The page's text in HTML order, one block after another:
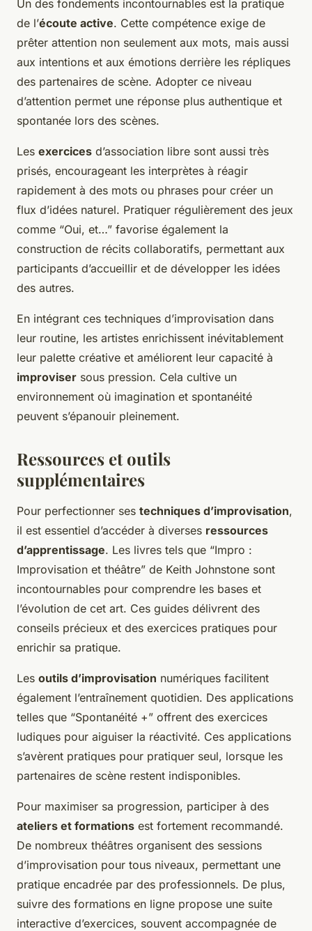
Un des fondements incontournables est la pratique
de l’écoute active. Cette compétence exige de
prêter attention non seulement aux mots, mais aussi
aux intentions et aux émotions derrière les répliques
des partenaires de scène. Adopter ce niveau
d’attention permet une réponse plus authentique et
spontanée lors des scènes.
Les exercices d’association libre sont aussi très
prisés, encourageant les interprètes à réagir
rapidement à des mots ou phrases pour créer un
flux d’idées naturel. Pratiquer régulièrement des jeux
comme “Oui, et…” favorise également la
construction de récits collaboratifs, permettant aux
participants d’accueillir et de développer les idées
des autres.
En intégrant ces techniques d’improvisation dans
leur routine, les artistes enrichissent inévitablement
leur palette créative et améliorent leur capacité à
improviser sous pression. Cela cultive un
environnement où imagination et spontanéité
peuvent s’épanouir pleinement.
Ressources et outils
supplémentaires
Pour perfectionner ses techniques d’improvisation,
il est essentiel d’accéder à diverses ressources
d’apprentissage. Les livres tels que “Impro :
Improvisation et théâtre” de Keith Johnstone sont
incontournables pour comprendre les bases et
l’évolution de cet art. Ces guides délivrent des
conseils précieux et des exercices pratiques pour
enrichir sa pratique.
Les outils d’improvisation numériques facilitent
également l’entraînement quotidien. Des applications
telles que “Spontanéité +” offrent des exercices
ludiques pour aiguiser la réactivité. Ces applications
s’avèrent pratiques pour pratiquer seul, lorsque les
partenaires de scène restent indisponibles.
Pour maximiser sa progression, participer à des
ateliers et formations est fortement recommandé.
De nombreux théâtres organisent des sessions
d’improvisation pour tous niveaux, permettant une
pratique encadrée par des professionnels. De plus,
suivre des formations en ligne propose une suite
interactive d’exercices, souvent accompagnée de